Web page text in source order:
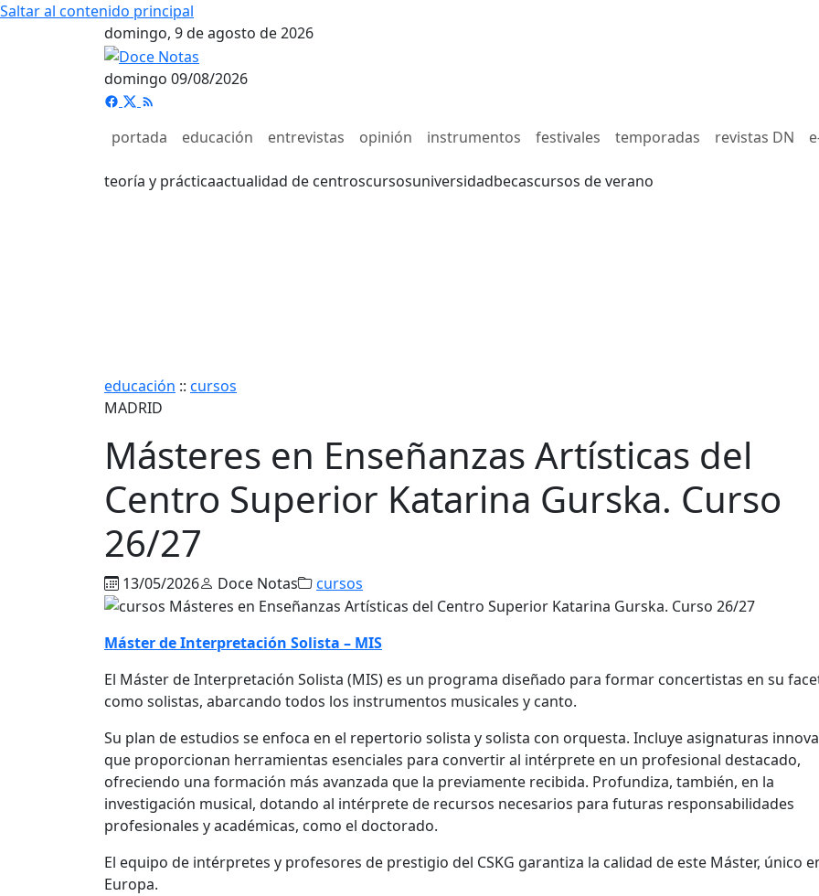
Saltar al contenido principal
domingo, 9 de agosto de 2026
domingo 09/08/2026
portada educación entrevistas opinión instrumentos festivales temporadas revistas DN
teoría y prácticaactualidad de centroscursosuniversidadbecascursos de verano
educación :: cursos
MADRID
Másteres en Enseñanzas Artísticas del
Centro Superior Katarina Gurska. Curso
26/27
13/05/2026 Doce Notas cursos
Máster de Interpretación Solista – MIS
El Máster de Interpretación Solista (MIS) es un programa diseñado para formar concertistas en su
como solistas, abarcando todos los instrumentos musicales y canto.
Su plan de estudios se enfoca en el repertorio solista y solista con orquesta. Incluye asignaturas
que proporcionan herramientas esenciales para convertir al intérprete en un profesional destacado,
ofreciendo una formación más avanzada que la previamente recibida. Profundiza, también, en la
investigación musical, dotando al intérprete de recursos necesarios para futuras responsabilidades
profesionales y académicas, como el doctorado.
El equipo de intérpretes y profesores de prestigio del CSKG garantiza la calidad de este Máster, único
Europa.